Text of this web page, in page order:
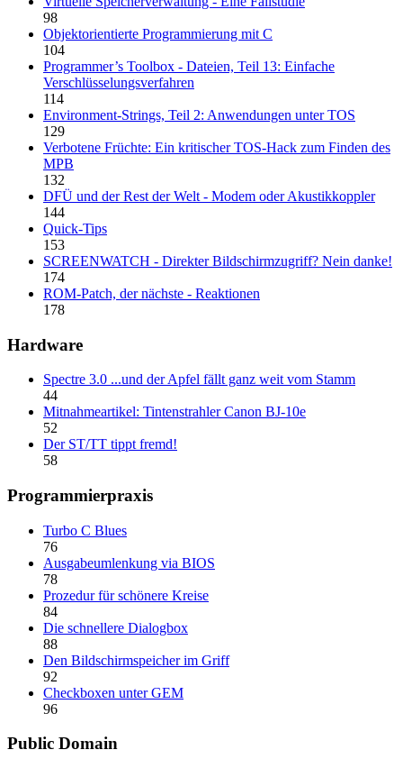
98
Objektorientierte Programmierung mit C
104
Programmer’s Toolbox - Dateien, Teil 13: Einfache
Verschlüsselungsverfahren
114
Environment-Strings, Teil 2: Anwendungen unter TOS
129
Verbotene Früchte: Ein kritischer TOS-Hack zum Finden des
MPB
132
DFÜ und der Rest der Welt - Modem oder Akustikkoppler
144
Quick-Tips
153
SCREENWATCH - Direkter Bildschirmzugriff? Nein danke!
174
ROM-Patch, der nächste - Reaktionen
178
Hardware
Spectre 3.0 ...und der Apfel fällt ganz weit vom Stamm
44
Mitnahmeartikel: Tintenstrahler Canon BJ-10e
52
Der ST/TT tippt fremd!
58
Programmierpraxis
Turbo C Blues
76
Ausgabeumlenkung via BIOS
78
Prozedur für schönere Kreise
84
Die schnellere Dialogbox
88
Den Bildschirmspeicher im Griff
92
Checkboxen unter GEM
96
Public Domain